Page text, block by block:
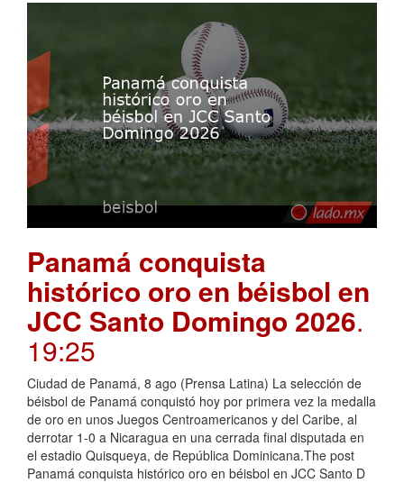
Panamá conquista
histórico oro en béisbol en
JCC Santo Domingo 2026.
19:25
Ciudad de Panamá, 8 ago (Prensa Latina) La selección de
béisbol de Panamá conquistó hoy por primera vez la medalla
de oro en unos Juegos Centroamericanos y del Caribe, al
derrotar 1-0 a Nicaragua en una cerrada final disputada en
el estadio Quisqueya, de República Dominicana.The post
Panamá conquista histórico oro en béisbol en JCC Santo D